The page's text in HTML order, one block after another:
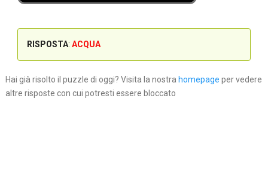
RISPOSTA: ACQUA
Hai già risolto il puzzle di oggi? Visita la nostra homepage per vedere
altre risposte con cui potresti essere bloccato